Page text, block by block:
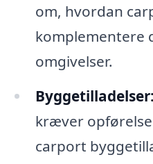
om, hvordan
komplementere
omgivelser.
Byggetilladelser:
kræver
carport